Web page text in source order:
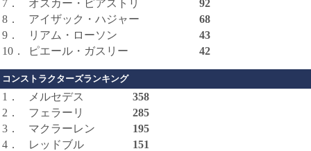
7．
オスカー・ピアストリ
92
8．
アイザック・ハジャー
68
9．
リアム・ローソン
43
10．
ピエール・ガスリー 42
コンストラクターズランキング
1． メルセデス
358
2．
フェラーリ
285
3．
マクラーレン
195
4．
レッドブル
151